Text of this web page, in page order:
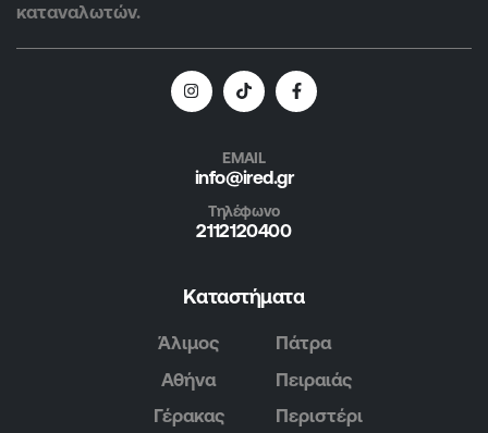
καταναλωτών.
EMAIL
info@ired.gr
Τηλέφωνο
2112120400
Καταστήματα
Άλιμος
Αθήνα
Γέρακας
Πάτρα
Πειραιάς
Περιστέρι